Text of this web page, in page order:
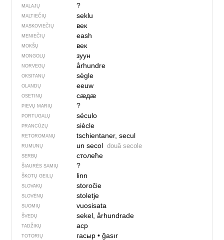
MALAJŲ ?
MALTIEČIŲ seklu
MASKOVIEČIŲ век
MENIEČIŲ eash
MOKŠŲ век
MONGOLŲ зуун
NORVEGŲ århundre
OKSITANŲ sègle
OLANDŲ eeuw
OSETINŲ сӕдӕ
PIEVŲ MARIŲ ?
PORTUGALŲ século
PRANCŪZŲ siècle
RETOROMANŲ tschientaner, secul
RUMUNŲ un secol două secole
SERBŲ столеће
ŠIAURĖS SAMIŲ ?
ŠKOTŲ GEILŲ linn
SLOVAKŲ storočie
SLOVĖNŲ stoletje
SUOMIŲ vuosisata
ŠVEDŲ sekel, århundrade
TADŽIKŲ аср
TOTORIŲ гасыр• ğasır